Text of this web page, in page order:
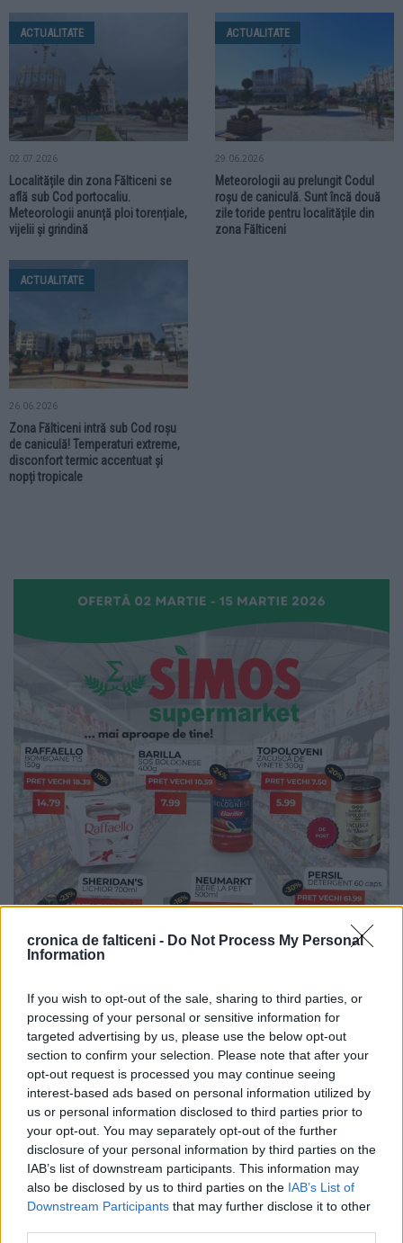
cronica de falticeni - Do Not Process My Personal
Information
If you wish to opt-out of the sale, sharing to third parties, or
processing of your personal or sensitive information for
targeted advertising by us, please use the below opt-out
section to confirm your selection. Please note that after your
opt-out request is processed you may continue seeing
interest-based ads based on personal information utilized by
us or personal information disclosed to third parties prior to
your opt-out. You may separately opt-out of the further
disclosure of your personal information by third parties on the
IAB’s list of downstream participants. This information may
also be disclosed by us to third parties on the IAB’s List of
Downstream Participants that may further disclose it to other
ACTUALITATE
02.07.2026
Localitățile din zona Fălticeni se
află sub Cod portocaliu.
Meteorologii anunță ploi torențiale,
vijelii și grindină
ACTUALITATE
29.06.2026
Meteorologii au prelungit Codul
roșu de caniculă. Sunt încă două
zile toride pentru localitățile din
zona Fălticeni
ACTUALITATE
26.06.2026
Zona Fălticeni intră sub Cod roșu
de caniculă! Temperaturi extreme,
disconfort termic accentuat și
nopți tropicale